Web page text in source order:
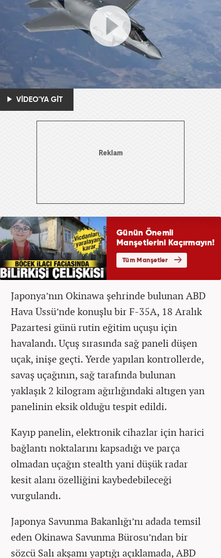
VİDEO'YA GİT
Japonya’nın Okinawa şehrinde bulunan ABD
Hava Üssü’nde konuşlu bir F-35A, 18 Aralık
Pazartesi günü rutin eğitim uçuşu için
havalandı. Uçuş sırasında sağ paneli düşen
uçak, inişe geçti. Yerde yapılan kontrollerde,
savaş uçağının, sağ tarafında bulunan
yaklaşık 2 kilogram ağırlığındaki altıgen yan
panelinin eksik olduğu tespit edildi.
Kayıp panelin, elektronik cihazlar için harici
bağlantı noktalarını kapsadığı ve parça
olmadan uçağın stealth yani düşük radar
kesit alanı özelliğini kaybedebileceği
vurgulandı.
Japonya Savunma Bakanlığı’nı adada temsil
eden Okinawa Savunma Bürosu’ndan bir
sözcü Salı akşamı yaptığı açıklamada, ABD